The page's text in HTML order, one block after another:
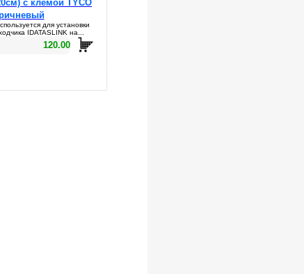
с клемой TYCO
для установки
IDATASLINK на...
120.00